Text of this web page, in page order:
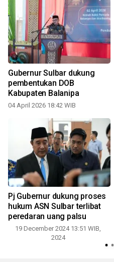
Gubernur Sulbar dukung
pembentukan DOB
Kabupaten Balanipa
04 April 2026 18:42 WIB
Pj Gubernur dukung proses
hukum ASN Sulbar terlibat
peredaran uang palsu
19 December 2024 13:51 WIB,
2024